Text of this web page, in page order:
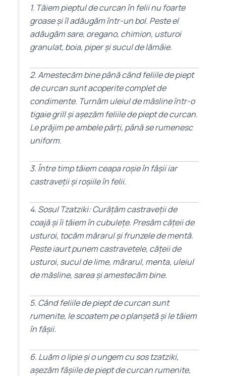
1. Tăiem pieptul de curcan în felii nu foarte
groase și îl adăugăm într-un bol. Peste el
adăugăm sare, oregano, chimion, usturoi
granulat, boia, piper și sucul de lămâie.
2. Amestecăm bine până când feliile de piept
de curcan sunt acoperite complet de
condimente. Turnăm uleiul de măsline într-o
tigaie grill și așezăm feliile de piept de curcan.
Le prăjim pe ambele părți, până se rumenesc
uniform.
3. Între timp tăiem ceapa roșie în fâșii iar
castraveții și roșiile în felii.
4. Sosul Tzatziki: Curățăm castraveții de
coajă și îi tăiem în cubulețe. Presăm cățeii de
usturoi, tocăm mărarul și frunzele de mentă.
Peste iaurt punem castravetele, cățeii de
usturoi, sucul de lime, mărarul, menta, uleiul
de măsline, sarea și amestecăm bine.
5. Când feliile de piept de curcan sunt
rumenite, le scoatem pe o planșetă și le tăiem
în fâșii.
6. Luăm o lipie și o ungem cu sos tzatziki,
așezăm fâșiile de piept de curcan rumenite,